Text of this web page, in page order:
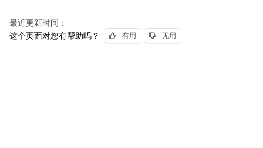
最近更新时间：
这个页面对您有帮助吗？
有用 无用